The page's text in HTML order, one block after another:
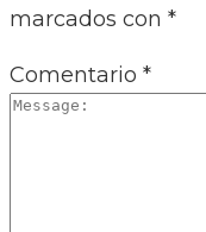
marcados con *
Comentario *